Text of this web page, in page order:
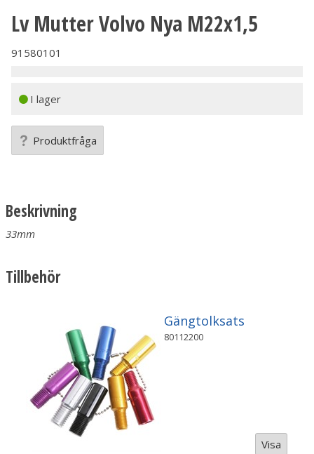
Lv Mutter Volvo Nya M22x1,5
91580101
I lager
Produktfråga
Beskrivning
33mm
Tillbehör
Gängtolksats
80112200
Visa